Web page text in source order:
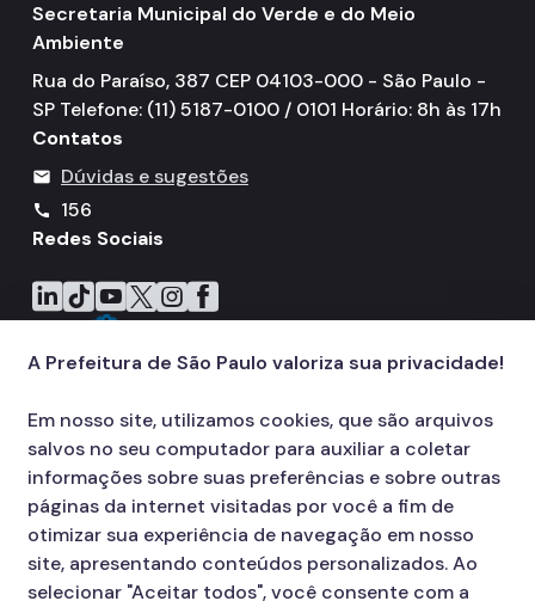
Secretaria Municipal do Verde e do Meio
Ambiente
Rua do Paraíso, 387 CEP 04103-000 - São Paulo -
SP Telefone: (11) 5187-0100 / 0101 Horário: 8h às 17h
Contatos
mail Dúvidas e sugestões
call
156
Redes Sociais
Icone do LinkedIn
Icone do TikTok
Icone do YouTube
Icone do X
Icone do Instagram
Icone do Facebook
A Prefeitura de São Paulo valoriza sua privacidade!
Em nosso site, utilizamos cookies, que são arquivos
salvos no seu computador para auxiliar a coletar
informações sobre suas preferências e sobre outras
páginas da internet visitadas por você a fim de
otimizar sua experiência de navegação em nosso
site, apresentando conteúdos personalizados. Ao
selecionar "Aceitar todos", você consente com a